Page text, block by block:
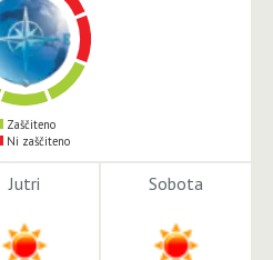
Zaščiteno
Ni zaščiteno
Jutri Sobota